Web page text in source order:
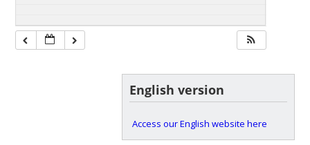
English version
Access our English website here